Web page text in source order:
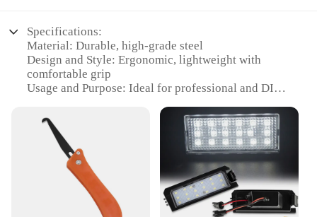
Specifications:
Material: Durable, high-grade steel
Design and Style: Ergonomic, lightweight with
comfortable grip
Usage and Purpose: Ideal for professional and DIY
Performance and Property: Precision-engineered for
optimal performance
Parts and Accessories: Comes with a complete set of
Applicable People: Suitable for both hobbyists and
professionals